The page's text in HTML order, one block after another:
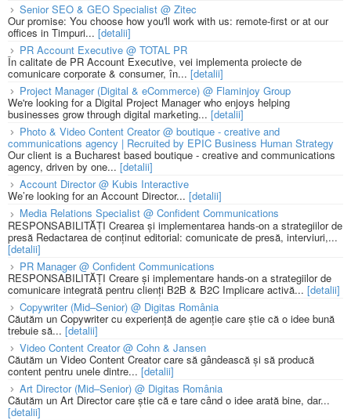
Senior SEO & GEO Specialist @ Zitec
Our promise: You choose how you'll work with us: remote-first or at our
offices in Timpuri... [detalii]
PR Account Executive @ TOTAL PR
În calitate de PR Account Executive, vei implementa proiecte de
comunicare corporate & consumer, în... [detalii]
Project Manager (Digital & eCommerce) @ Flaminjoy Group
We're looking for a Digital Project Manager who enjoys helping
businesses grow through digital marketing... [detalii]
Photo & Video Content Creator @ boutique - creative and
communications agency | Recruited by EPIC Business Human Strategy
Our client is a Bucharest based boutique - creative and communications
agency, driven by one... [detalii]
Account Director @ Kubis Interactive
We’re looking for an Account Director... [detalii]
Media Relations Specialist @ Confident Communications
RESPONSABILITĂȚI Crearea și implementarea hands-on a strategiilor de
presă Redactarea de conținut editorial: comunicate de presă, interviuri,...
[detalii]
PR Manager @ Confident Communications
RESPONSABILITĂȚI Creare și implementare hands-on a strategiilor de
comunicare integrată pentru clienți B2B & B2C Implicare activă... [detalii]
Copywriter (Mid–Senior) @ Digitas România
Căutăm un Copywriter cu experiență de agenție care știe că o idee bună
trebuie să... [detalii]
Video Content Creator @ Cohn & Jansen
Căutăm un Video Content Creator care să gândească și să producă
content pentru unele dintre... [detalii]
Art Director (Mid–Senior) @ Digitas România
Căutăm un Art Director care știe că e tare când o idee arată bine, dar...
[detalii]